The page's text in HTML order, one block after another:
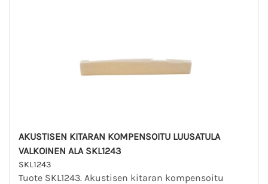
AKUSTISEN KITARAN KOMPENSOITU LUUSATULA
VALKOINEN ALA SKL1243
SKL1243
Tuote SKL1243. Akustisen kitaran kompensoitu